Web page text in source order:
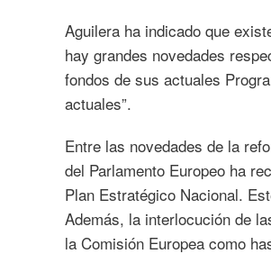
Aguilera ha indicado que
hay grandes novedades
fondos de sus actuales
actuales”.
Entre las novedades de la
del Parlamento Europeo ha
Plan Estratégico Nacional.
Además, la interlocución de
la Comisión Europea como